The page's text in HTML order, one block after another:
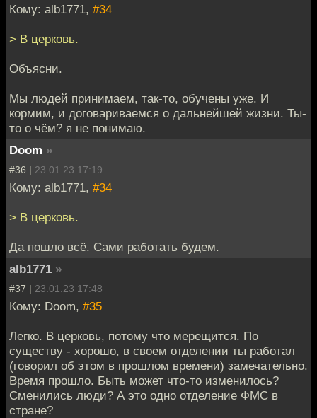
Кому: alb1771, #34
> В церковь.
Объясни.
Мы людей принимаем, так-то, обучены уже. И
кормим, и договариваемся о дальнейшей жизни. Ты-
то о чём? я не понимаю.
Doom »
#36 | 23.01.23 17:19
Кому: alb1771, #34
> В церковь.
Да пошло всё. Сами работать будем.
alb1771 »
#37 | 23.01.23 17:48
Кому: Doom, #35
Легко. В церковь, потому что мерещится. По
существу - хорошо, в своем отделении ты работал
(говорил об этом в прошлом времени) замечательно.
Время прошло. Быть может что-то изменилось?
Сменились люди? А это одно отделение ФМС в
стране?